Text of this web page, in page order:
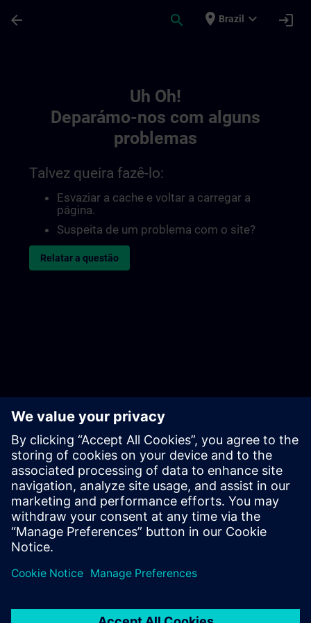
arrow_back search place Brazil expand_more login
Uh Oh!
Deparámo-nos com alguns
problemas
Talvez queira fazê-lo:
Esvaziar a cache e voltar a carregar a
página.
Suspeita de um problema com o site?
Relatar a questão